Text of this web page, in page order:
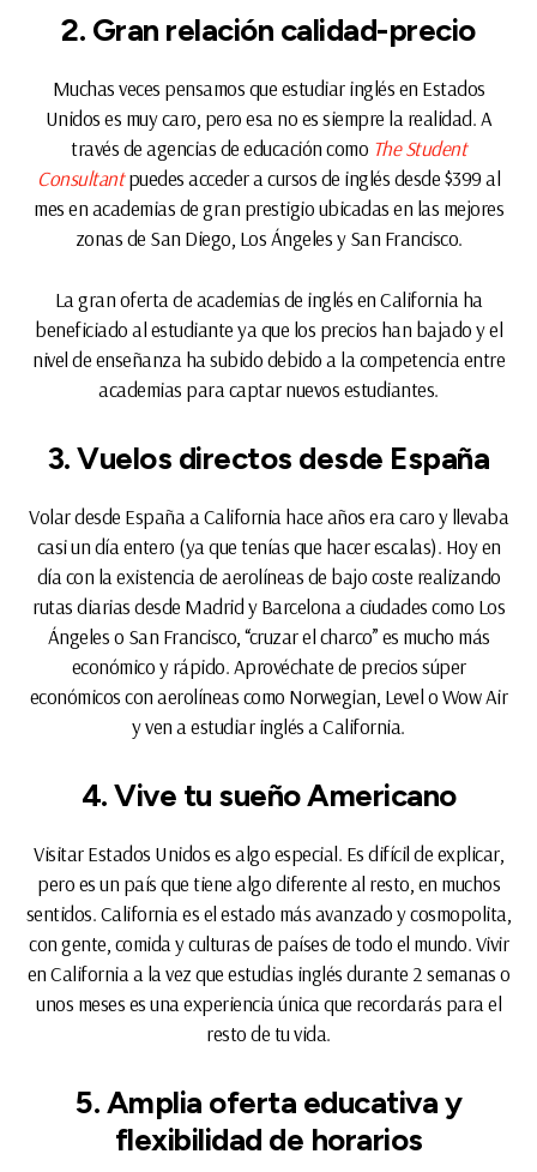
2. Gran relación calidad-precio
Muchas veces pensamos que estudiar inglés en Estados
Unidos es muy caro, pero esa no es siempre la realidad. A
través de agencias de educación como The Student
Consultantpuedes acceder a cursos de inglés desde $399 al
mes en academias de gran prestigio ubicadas en las mejores
zonas de San Diego, Los Ángeles y San Francisco.
La gran oferta de academias de inglés en California ha
beneficiado al estudiante ya que los precios han bajado y el
nivel de enseñanza ha subido debido a la competencia entre
academias para captar nuevos estudiantes.
3. Vuelos directos desde España
Volar desde España a California hace años era caro y llevaba
casi un día entero (ya que tenías que hacer escalas). Hoy en
día con la existencia de aerolíneas de bajo coste realizando
rutas diarias desde Madrid y Barcelona a ciudades como Los
Ángeles o San Francisco, “cruzar el charco” es mucho más
económico y rápido. Aprovéchate de precios súper
económicos con aerolíneas como Norwegian, Level o Wow Air
y ven a estudiar inglés a California.
4. Vive tu sueño Americano
Visitar Estados Unidos es algo especial. Es difícil de explicar,
pero es un país que tiene algo diferente al resto, en muchos
sentidos. California es el estado más avanzado y cosmopolita,
con gente, comida y culturas de países de todo el mundo. Vivir
en California a la vez que estudias inglés durante 2 semanas o
unos meses es una experiencia única que recordarás para el
resto de tu vida.
5. Amplia oferta educativa y
flexibilidad de horarios